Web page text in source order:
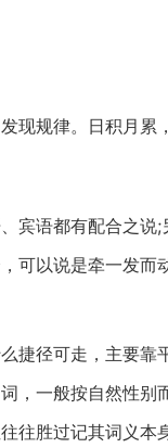
现规律。日积月累
宾语都有配合之说
可以说是牵一发而
捷径可走，主要靠
，一般按自然性别
往胜过记其词义本身